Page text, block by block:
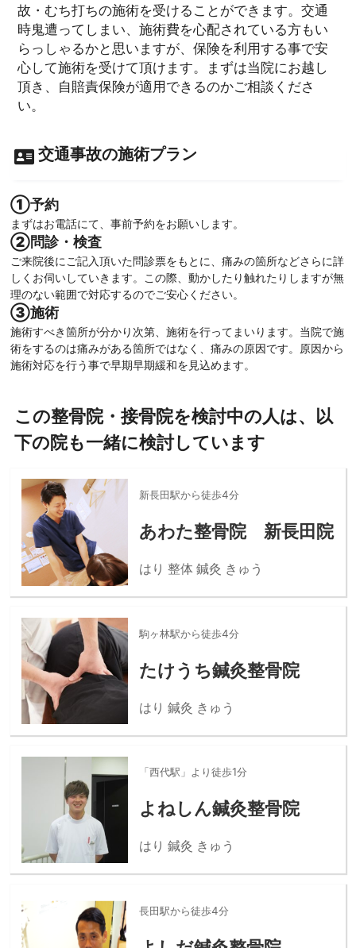
故・むち打ちの施術を受けることができます。交通
時鬼遭ってしまい、施術費を心配されている方もい
らっしゃるかと思いますが、保険を利用する事で安
心して施術を受けて頂けます。まずは当院にお越し
頂き、自賠責保険が適用できるのかご相談くださ
い。
交通事故の施術プラン
①予約
まずはお電話にて、事前予約をお願いします。
②問診・検査
ご来院後にご記入頂いた問診票をもとに、痛みの箇所などさらに詳
しくお伺いしていきます。この際、動かしたり触れたりしますが無
理のない範囲で対応するのでご安心ください。
③施術
施術すべき箇所が分かり次第、施術を行ってまいります。当院で施
術をするのは痛みがある箇所ではなく、痛みの原因です。原因から
施術対応を行う事で早期早期緩和を見込めます。
この整骨院・接骨院を検討中の人は、以
下の院も一緒に検討しています
新長田駅から徒歩4分
あわた整骨院 新長田院
はり 整体 鍼灸 きゅう
駒ヶ林駅から徒歩4分
たけうち鍼灸整骨院
はり 鍼灸 きゅう
「西代駅」より徒歩1分
よねしん鍼灸整骨院
はり 鍼灸 きゅう
長田駅から徒歩4分